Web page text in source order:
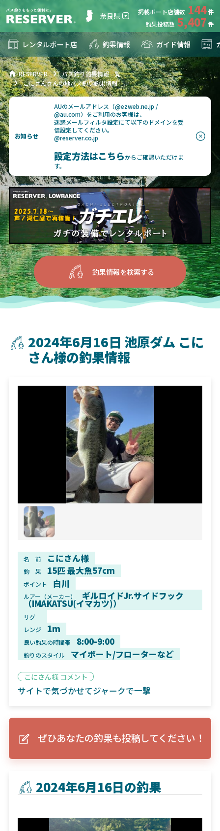
奈良県 掲載ボート店舗数 144
釣果投稿数 5,407
レンタルボート店 釣果情報 ガイド情報
RESERVER
バス釣り釣果情報一覧
こにさんさんの地バス釣り釣果情報
お知らせ
AUのメールアドレス（@ezweb.ne.jp /
@au.com）をご利用のお客様は、
迷惑メールフィルタ設定にて以下のドメインを受
信設定してください。
@reserver.co.jp
設定方法はこちらからご確認いただけま
す。
釣果情報を検索する
2024年6月16日 池原ダム こに
さん様の釣果情報
名 前 こにさん様
釣 果 15匹 最大魚57cm
ポイント 白川
ルアー（メーカー） ギルロイドJr.サイドフック
（IMAKATSU(イマカツ)）
リグ
レンジ
1m
良い釣果の時間帯 8:00-9:00
釣りのスタイル マイボート/フローターなど
こにさん様 コメント
サイトで気づかせてジャークで一撃
ぜひあなたの釣果も投稿してください！
2024年6月16日の釣果